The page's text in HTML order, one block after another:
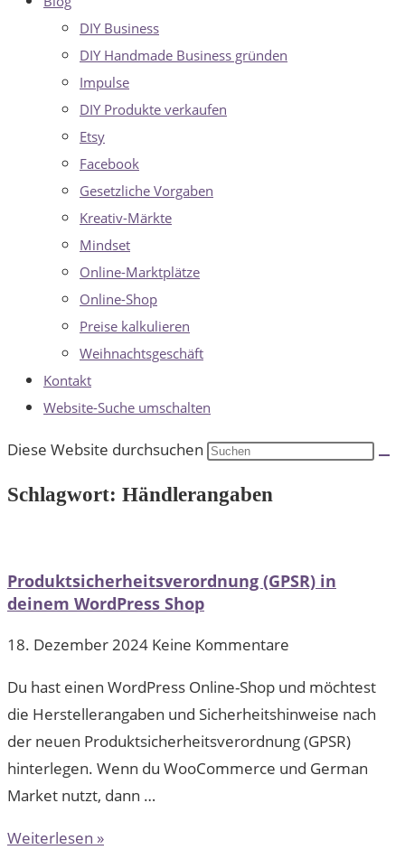
DIY Business
DIY Handmade Business gründen
Impulse
DIY Produkte verkaufen
Etsy
Facebook
Gesetzliche Vorgaben
Kreativ-Märkte
Mindset
Online-Marktplätze
Online-Shop
Preise kalkulieren
Weihnachtsgeschäft
Kontakt
Website-Suche umschalten
Diese Website durchsuchen
Schlagwort: Händlerangaben
Produktsicherheitsverordnung (GPSR) in
deinem WordPress Shop
18. Dezember 2024 Keine Kommentare
Du hast einen WordPress Online-Shop und möchtest
die Herstellerangaben und Sicherheitshinweise nach
der neuen Produktsicherheitsverordnung (GPSR)
hinterlegen. Wenn du WooCommerce und German
Market nutzt, dann …
Weiterlesen »